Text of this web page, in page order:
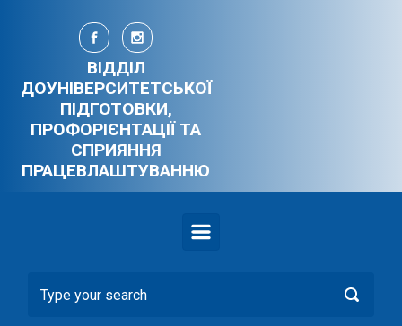
Skip to main content
ВІДДІЛ
ДОУНІВЕРСИТЕТСЬКОЇ
ПІДГОТОВКИ,
ПРОФОРІЄНТАЦІЇ ТА
СПРИЯННЯ
ПРАЦЕВЛАШТУВАННЮ